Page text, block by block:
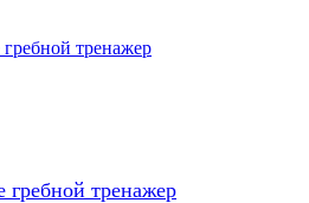
гребной тренажер